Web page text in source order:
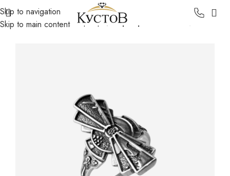
Skip to navigation
Skip to main content
Главная Каталог Серебро Серебряные кольца